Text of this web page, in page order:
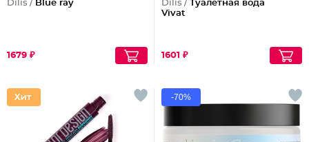
Dilis / Blue ray
1679 ₽
Dilis / Туалетная вода
Vivat
1601 ₽
-70%